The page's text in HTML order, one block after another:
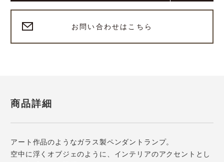
お問い合わせはこちら
商品詳細
アート作品のようなガラス製ペンダントランプ。
空中に浮くオブジェのように、インテリアのアクセントとし